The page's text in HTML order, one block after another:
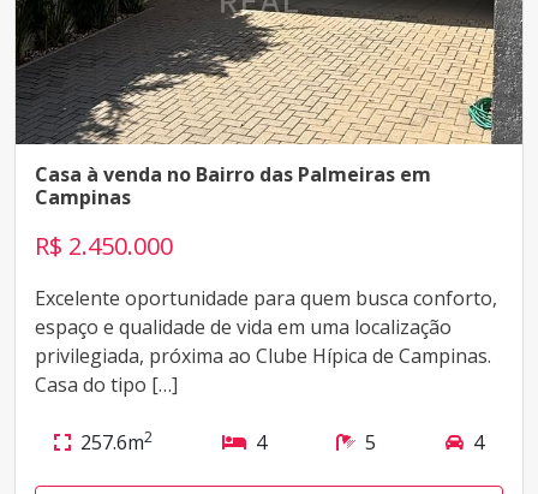
Casa à venda no Bairro das Palmeiras em
Campinas
R$ 2.450.000
Excelente oportunidade para quem busca conforto,
espaço e qualidade de vida em uma localização
privilegiada, próxima ao Clube Hípica de Campinas.
Casa do tipo […]
257.6m2 4 5 4